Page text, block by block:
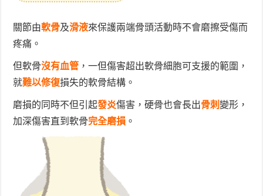
關節由軟骨及滑液來保護兩端骨頭活動時不會磨擦受傷而
疼痛。
但軟骨沒有血管 ，一但傷害超出軟骨細胞可支援的範圍，
就難以修復損失的軟骨結構。
磨損的同時不但引起發炎傷害，硬骨也會長出骨刺變形，
加深傷害直到軟骨完全磨損 。